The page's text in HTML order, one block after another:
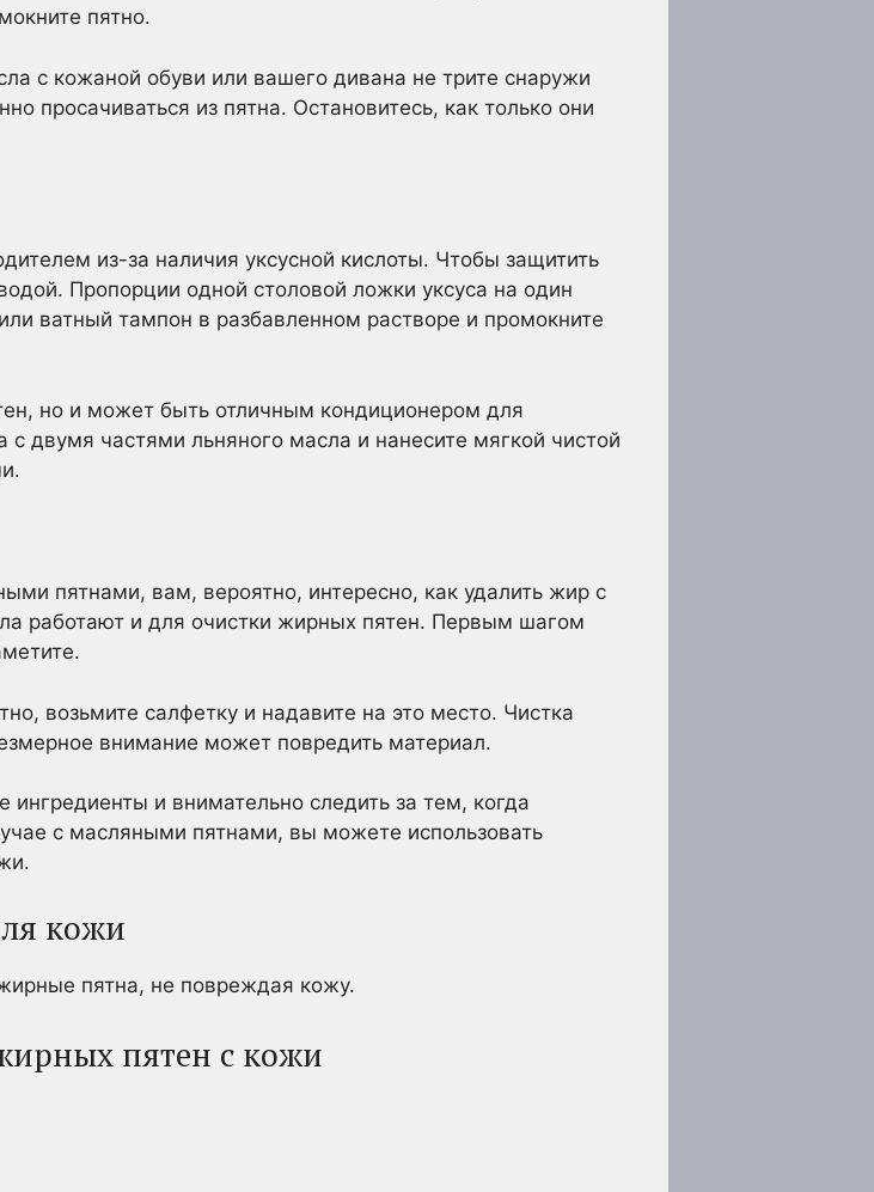
пятно.
с кожаной обуви или вашего дивана не трите снаружи
просачиваться из пятна. Остановитесь, как только они
из-за наличия уксусной кислоты. Чтобы защитить
Пропорции одной столовой ложки уксуса на один
ватный тампон в разбавленном растворе и промокните
но и может быть отличным кондиционером для
двумя частями льняного масла и нанесите мягкой чистой
пятнами, вам, вероятно, интересно, как удалить жир с
работают и для очистки жирных пятен. Первым шагом
возьмите салфетку и надавите на это место. Чистка
внимание может повредить материал.
и внимательно следить за тем, когда
с масляными пятнами, вы можете использовать
кожи
пятна, не повреждая кожу.
пятен с кожи